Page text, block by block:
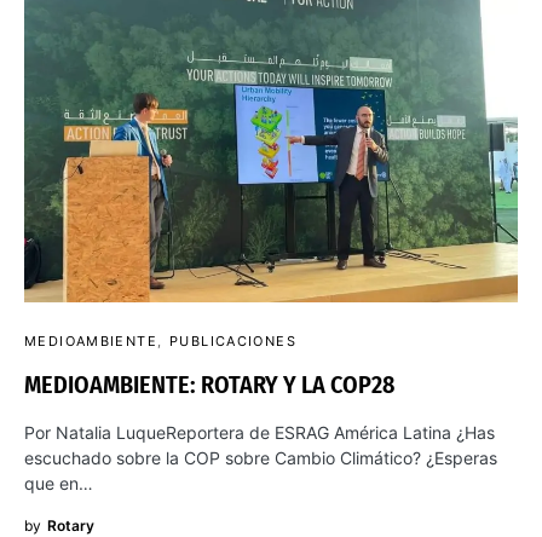
MEDIOAMBIENTE PUBLICACIONES
MEDIOAMBIENTE: ROTARY Y LA COP28
Por Natalia LuqueReportera de ESRAG América Latina ¿Has
escuchado sobre la COP sobre Cambio Climático? ¿Esperas
que en…
by Rotary